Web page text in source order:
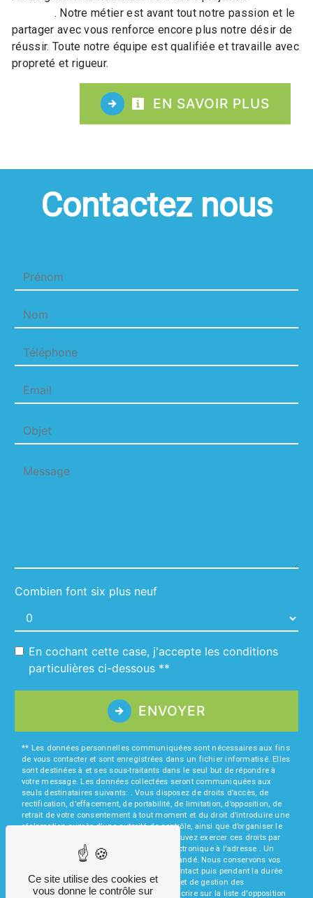
. Notre métier est avant tout notre passion et le
partager avec vous renforce encore plus notre désir de
réussir. Toute notre équipe est qualifiée et travaille avec
propreté et rigueur.
EN SAVOIR PLUS
Contactez nous
Combien font six plus neuf
En cochant cette case, j'accepte les conditions
particulières ci-dessous **
ENVOYER
** Les données personnelles communiquées sont nécessaires aux fins
de vous contacter et sont enregistrées dans un fichier informatisé. Elles
sont destinées à et ses sous-traitants dans le seul but de répondre à
votre message. Les données collectées seront communiquées aux
seuls destinataires suivants: . Vous disposez de droits d’accès, de
rectification, d’effacement, de portabilité, de limitation, d’opposition, de
retrait de votre consentement à tout moment et du droit d’introduire une
réclamation auprès d’une autorité de contrôle, ainsi que d’organiser le
sort de vos données post-mortem. Vous pouvez exercer ces droits par
voie postale à l'adresse ou par courrier électronique à l'adresse . Un
justificatif d'identité pourra vous être demandé. Nous conservons vos
données pendant la période de prise de contact puis pendant la durée
de prescription légale aux fins probatoires et de gestion des
contentieux. Vous avez le droit de vous inscrire sur la liste d'opposition
Ce site utilise des cookies et
vous donne le contrôle sur